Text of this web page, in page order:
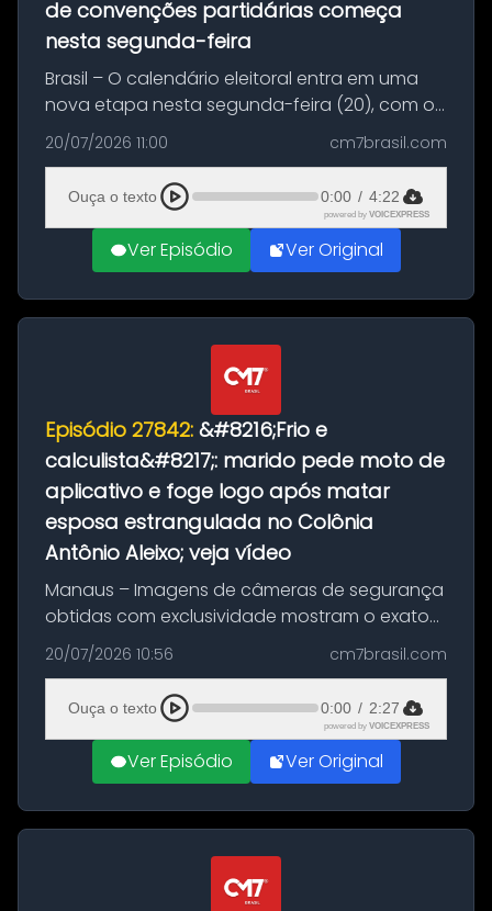
de convenções partidárias começa
nesta segunda-feira
Brasil – O calendário eleitoral entra em uma
nova etapa nesta segunda-feira (20), com o
início do período destinado às convenções
partidárias. Até 5 de agosto, partidos e
federações poderão oficializa...
20/07/2026 11:00 cm7brasil.com
Ouça o texto 0:00 / 4:22
powered by VOICEXPRESS
Ver Episódio Ver Original
Episódio 27842: &#8216;Frio e
calculista&#8217;: marido pede moto de
aplicativo e foge logo após matar
esposa estrangulada no Colônia
Antônio Aleixo; veja vídeo
Manaus – Imagens de câmeras de segurança
obtidas com exclusividade mostram o exato
momento da fuga do principal suspeito da
morte de Larissa Araújo, de 28 anos. O crime
ocorreu na noite deste último d...
20/07/2026 10:56 cm7brasil.com
Ouça o texto 0:00 / 2:27
powered by VOICEXPRESS
Ver Episódio Ver Original